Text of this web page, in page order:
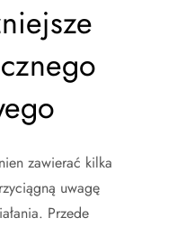
zawierać kilka
uwagę
Przede